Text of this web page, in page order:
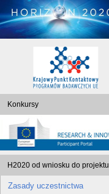
Konkursy
H2020 od wniosku do projektu
Zasady uczestnictwa